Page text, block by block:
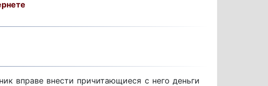
вправе внести причитающиеся с него деньги